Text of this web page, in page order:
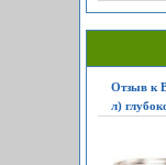
Отзыв к
л)